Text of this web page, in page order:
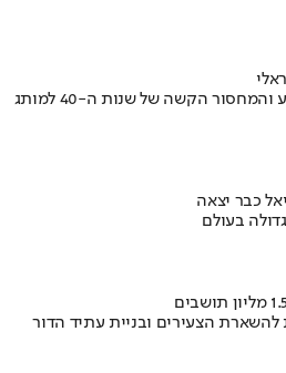
איך אסם הפכה את תקופת הצנע והמחסור הקשה של שנות ה-40 למותג
כבר יצאה
בעולם
להשארת הצעירים ובניית עתיד הדור